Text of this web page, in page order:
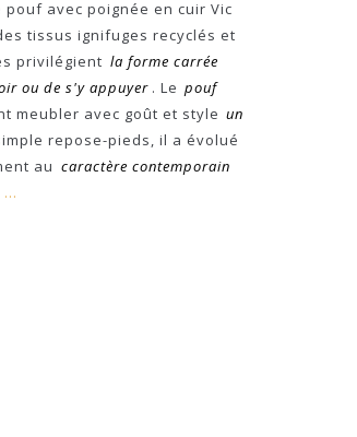
pouf avec poignée en cuir Vic
tissus ignifuges recyclés et
privilégient la forme carrée
ou de s'y appuyer . Le pouf
meubler avec goût et style un
repose-pieds, il a évolué
au caractère contemporain